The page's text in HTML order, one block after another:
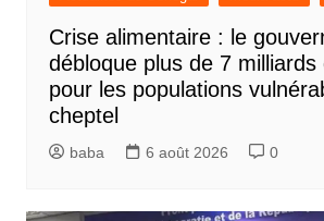
Crise alimentaire : le
débloque plus de 7 milliards
pour les populations
cheptel
baba 6 août 2026 0